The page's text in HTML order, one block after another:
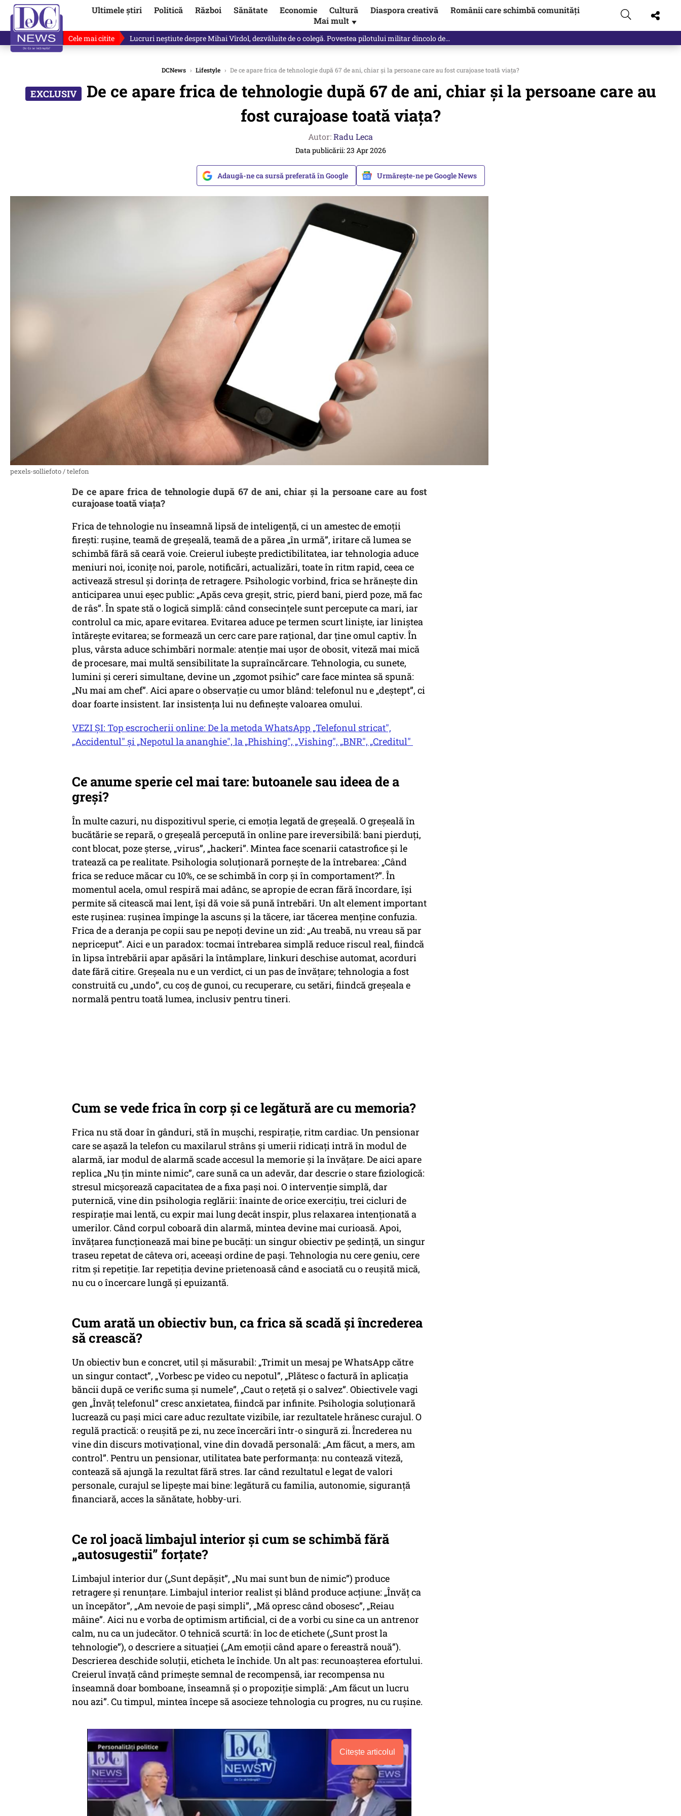
Ultimele știri Politică Război Sănătate Economie Cultură Diaspora creativă
Românii care schimbă comunități
Mai mult ▼
Cele mai citite Ilie Bolojan, gafă în direct despre „omul harnic“ / video
DCNews › Lifestyle › De ce apare frica de tehnologie după 67 de ani, chiar și la persoane care au fost curajoase toată viața?
De ce apare frica de tehnologie după 67 de ani, chiar și la persoane care au
fost curajoase toată viața?
Autor:Radu Leca
Data publicării: 23 Apr 2026
Adaugă-ne ca sursă preferată în Google Urmărește-ne pe Google News
pexels-solliefoto / telefon
De ce apare frica de tehnologie după 67 de ani, chiar și la persoane care au fost
curajoase toată viața?
Frica de tehnologie nu înseamnă lipsă de inteligență, ci un amestec de emoții
firești: rușine, teamă de greșeală, teamă de a părea „în urmă”, iritare că lumea se
schimbă fără să ceară voie. Creierul iubește predictibilitatea, iar tehnologia aduce
meniuri noi, iconițe noi, parole, notificări, actualizări, toate în ritm rapid, ceea ce
activează stresul și dorința de retragere. Psihologic vorbind, frica se hrănește din
anticiparea unui eșec public: „Apăs ceva greșit, stric, pierd bani, pierd poze, mă fac
de râs”. În spate stă o logică simplă: când consecințele sunt percepute ca mari, iar
controlul ca mic, apare evitarea. Evitarea aduce pe termen scurt liniște, iar liniștea
întărește evitarea; se formează un cerc care pare rațional, dar ține omul captiv. În
plus, vârsta aduce schimbări normale: atenție mai ușor de obosit, viteză mai mică
de procesare, mai multă sensibilitate la supraîncărcare. Tehnologia, cu sunete,
lumini și cereri simultane, devine un „zgomot psihic” care face mintea să spună:
„Nu mai am chef”. Aici apare o observație cu umor blând: telefonul nu e „deștept”, ci
doar foarte insistent. Iar insistența lui nu definește valoarea omului.
VEZI ȘI: Top escrocherii online: De la metoda WhatsApp „Telefonul stricat",
„Accidentul" și „Nepotul la ananghie", la „Phishing", „Vishing", „BNR", „Creditul"
Ce anume sperie cel mai tare: butoanele sau ideea de a
greși?
În multe cazuri, nu dispozitivul sperie, ci emoția legată de greșeală. O greșeală în
bucătărie se repară, o greșeală percepută în online pare ireversibilă: bani pierduți,
cont blocat, poze șterse, „virus”, „hackeri”. Mintea face scenarii catastrofice și le
tratează ca pe realitate. Psihologia soluționară pornește de la întrebarea: „Când
frica se reduce măcar cu 10%, ce se schimbă în corp și în comportament?”. În
momentul acela, omul respiră mai adânc, se apropie de ecran fără încordare, își
permite să citească mai lent, își dă voie să pună întrebări. Un alt element important
este rușinea: rușinea împinge la ascuns și la tăcere, iar tăcerea menține confuzia.
Frica de a deranja pe copii sau pe nepoți devine un zid: „Au treabă, nu vreau să par
nepriceput”. Aici e un paradox: tocmai întrebarea simplă reduce riscul real, fiindcă
în lipsa întrebării apar apăsări la întâmplare, linkuri deschise automat, acorduri
date fără citire. Greșeala nu e un verdict, ci un pas de învățare; tehnologia a fost
construită cu „undo”, cu coș de gunoi, cu recuperare, cu setări, fiindcă greșeala e
normală pentru toată lumea, inclusiv pentru tineri.
Cum se vede frica în corp și ce legătură are cu memoria?
Frica nu stă doar în gânduri, stă în mușchi, respirație, ritm cardiac. Un pensionar
care se așază la telefon cu maxilarul strâns și umerii ridicați intră în modul de
alarmă, iar modul de alarmă scade accesul la memorie și la învățare. De aici apare
replica „Nu țin minte nimic”, care sună ca un adevăr, dar descrie o stare fiziologică:
stresul micșorează capacitatea de a fixa pași noi. O intervenție simplă, dar
puternică, vine din psihologia reglării: înainte de orice exercițiu, trei cicluri de
respirație mai lentă, cu expir mai lung decât inspir, plus relaxarea intenționată a
umerilor. Când corpul coboară din alarmă, mintea devine mai curioasă. Apoi,
învățarea funcționează mai bine pe bucăți: un singur obiectiv pe ședință, un singur
traseu repetat de câteva ori, aceeași ordine de pași. Tehnologia nu cere geniu, cere
ritm și repetiție. Iar repetiția devine prietenoasă când e asociată cu o reușită mică,
nu cu o încercare lungă și epuizantă.
Cum arată un obiectiv bun, ca frica să scadă și încrederea
să crească?
Un obiectiv bun e concret, util și măsurabil: „Trimit un mesaj pe WhatsApp către
un singur contact”, „Vorbesc pe video cu nepotul”, „Plătesc o factură în aplicația
băncii după ce verific suma și numele”, „Caut o rețetă și o salvez”. Obiectivele vagi
gen „Învăț telefonul” cresc anxietatea, fiindcă par infinite. Psihologia soluționară
lucrează cu pași mici care aduc rezultate vizibile, iar rezultatele hrănesc curajul. O
regulă practică: o reușită pe zi, nu zece încercări într-o singură zi. Încrederea nu
vine din discurs motivațional, vine din dovadă personală: „Am făcut, a mers, am
control”. Pentru un pensionar, utilitatea bate performanța: nu contează viteză,
contează să ajungă la rezultat fără stres. Iar când rezultatul e legat de valori
personale, curajul se lipește mai bine: legătură cu familia, autonomie, siguranță
financiară, acces la sănătate, hobby-uri.
Ce rol joacă limbajul interior și cum se schimbă fără
„autosugestii” forțate?
Limbajul interior dur („Sunt depășit”, „Nu mai sunt bun de nimic”) produce
retragere și renunțare. Limbajul interior realist și blând produce acțiune: „Învăț ca
un începător”, „Am nevoie de pași simpli”, „Mă opresc când obosesc”, „Reiau
mâine”. Aici nu e vorba de optimism artificial, ci de a vorbi cu sine ca un antrenor
calm, nu ca un judecător. O tehnică scurtă: în loc de etichete („Sunt prost la
tehnologie”), o descriere a situației („Am emoții când apare o fereastră nouă”).
Descrierea deschide soluții, eticheta le închide. Un alt pas: recunoașterea efortului.
Creierul învață când primește semnal de recompensă, iar recompensa nu
înseamnă doar bomboane, înseamnă și o propoziție simplă: „Am făcut un lucru
nou azi”. Cu timpul, mintea începe să asocieze tehnologia cu progres, nu cu rușine.
Citește articolul